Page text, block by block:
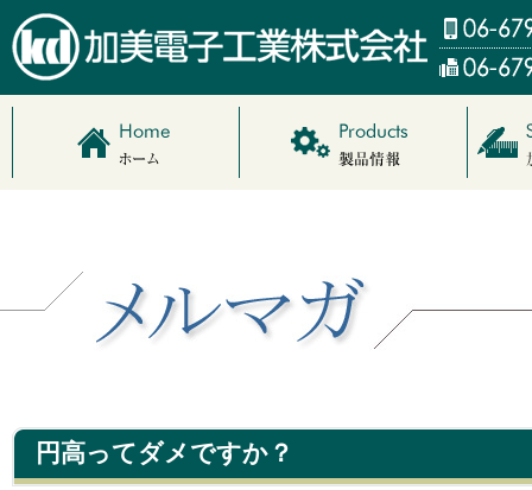
円高ってダメですか？